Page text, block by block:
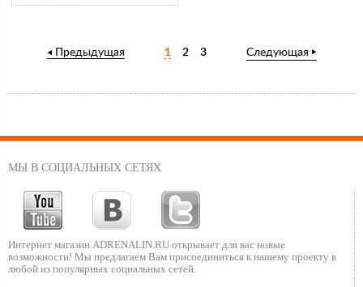
Предыдущая 1 2 3 Следующая
МЫ В СОЦИАЛЬНЫХ СЕТЯХ
Интернет магазин ADRENALIN.RU открывает для вас новые
возможности! Мы предлагаем Вам присоединиться к нашему проекту в
любой из популярных социальных сетей.